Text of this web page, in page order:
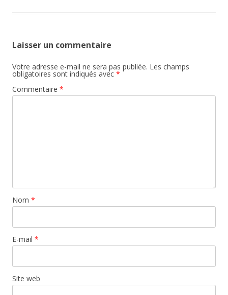
Laisser un commentaire
Votre adresse e-mail ne sera pas publiée. Les champs
obligatoires sont indiqués avec *
Commentaire *
Nom *
E-mail *
Site web